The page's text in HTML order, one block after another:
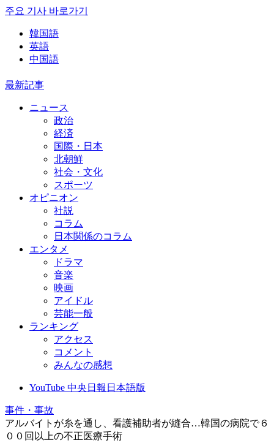
주요 기사 바로가기
韓国語
英語
中国語
最新記事
ニュース
政治
経済
国際・日本
北朝鮮
社会・文化
スポーツ
オピニオン
社説
コラム
日本関係のコラム
エンタメ
ドラマ
音楽
映画
アイドル
芸能一般
ランキング
アクセス
コメント
みんなの感想
YouTube 中央日報日本語版
事件・事故
アルバイトが糸を通し、看護補助者が縫合…韓国の病院で６
００回以上の不正医療手術